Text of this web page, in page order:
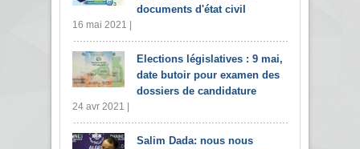
documents d'état civil
16 mai 2021 |
Elections législatives : 9 mai,
date butoir pour examen des
dossiers de candidature
24 avr 2021 |
Salim Dada: nous nous